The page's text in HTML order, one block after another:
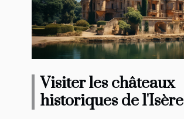
Visiter les châteaux
historiques de l'Isère